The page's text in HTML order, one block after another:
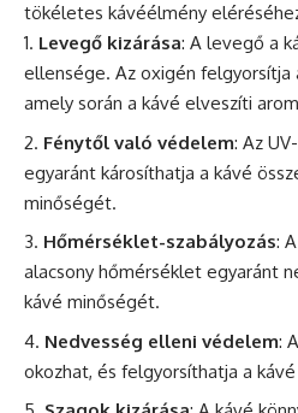
tökéletes kávéélmény
Levegő kizárása: A levegő a
ellensége. Az oxigén felgyorsítja
amely során a kávé elveszíti
Fénytől való védelem: Az
egyaránt károsíthatja a kávé
minőségét.
Hőmérséklet-szabályozás:
alacsony hőmérséklet egyaránt
kávé minőségét.
Nedvesség elleni védelem:
okozhat, és felgyorsíthatja a